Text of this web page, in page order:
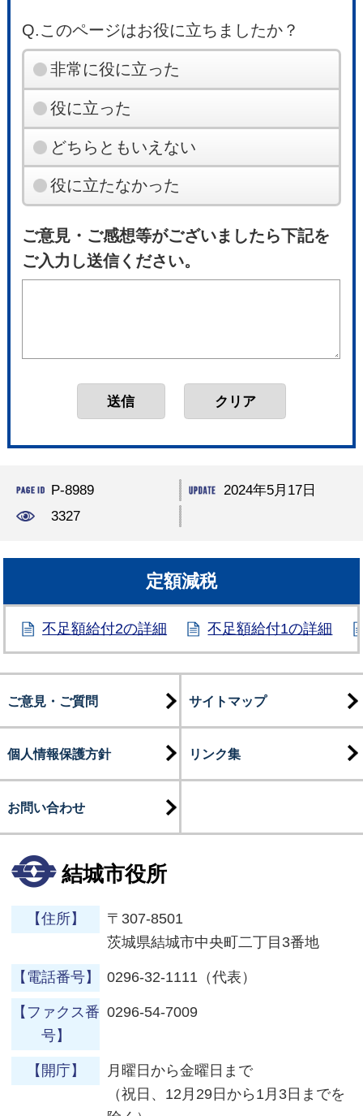
Q.このページはお役に立ちましたか？
非常に役に立った
役に立った
どちらともいえない
役に立たなかった
ご意見・ご感想等がございましたら下記を
ご入力し送信ください。
P-8989
2024年5月17日
3327
定額減税
不足額給付2の詳細 不足額給付1の詳細
ご意見・ご質問 サイトマップ
個人情報保護方針 リンク集
お問い合わせ
結城市役所
【住所】
〒307-8501
茨城県結城市中央町二丁目3番地
【電話番号】 0296-32-1111（代表）
【ファクス番
号】
0296-54-7009
【開庁】
月曜日から金曜日まで
（祝日、12月29日から1月3日までを